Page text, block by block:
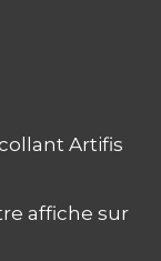
Artifis
affiche sur